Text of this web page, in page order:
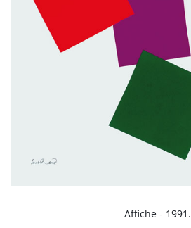
Affiche - 1991.